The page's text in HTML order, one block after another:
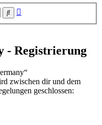
Suche
- Registrierung
zwischen dir und dem
geschlossen: